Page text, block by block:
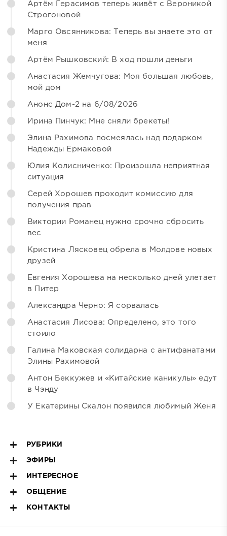
Артём Герасимов теперь живёт с Вероникой
Строгоновой
Марго Овсянникова: Теперь вы знаете это от
меня
Артём Рышковский: В ход пошли деньги
Анастасия Жемчугова: Моя большая любовь,
мой дом
Анонс Дом-2 на 6/08/2026
Ирина Пинчук: Мне сняли брекеты!
Элина Рахимова посмеялась над подарком
Надежды Ермаковой
Юлия Колисниченко: Произошла неприятная
ситуация
Серей Хорошев проходит комиссию для
получения прав
Виктории Романец нужно срочно сбросить
вес
Кристина Лясковец обрела в Молдове новых
друзей
Евгения Хорошева на несколько дней улетает
в Питер
Александра Черно: Я сорвалась
Анастасия Лисова: Определено, это того
стоило
Галина Маковская солидарна с антифанатами
Элины Рахимовой
Антон Беккужев и «Китайские каникулы» едут
в Чэнду
У Екатерины Скалон появился любимый Женя
РУБРИКИ
ЭФИРЫ
ИНТЕРЕСНОЕ
ОБЩЕНИЕ
КОНТАКТЫ